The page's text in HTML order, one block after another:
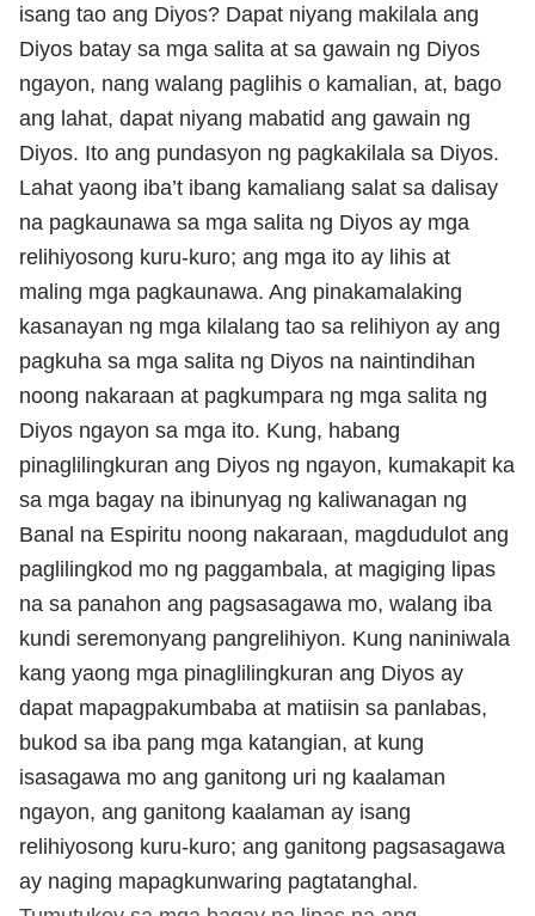
isang tao ang Diyos? Dapat niyang makilala ang
Diyos batay sa mga salita at sa gawain ng Diyos
ngayon, nang walang paglihis o kamalian, at, bago
ang lahat, dapat niyang mabatid ang gawain ng
Diyos. Ito ang pundasyon ng pagkakilala sa Diyos.
Lahat yaong iba’t ibang kamaliang salat sa dalisay
na pagkaunawa sa mga salita ng Diyos ay mga
relihiyosong kuru-kuro; ang mga ito ay lihis at
maling mga pagkaunawa. Ang pinakamalaking
kasanayan ng mga kilalang tao sa relihiyon ay ang
pagkuha sa mga salita ng Diyos na naintindihan
noong nakaraan at pagkumpara ng mga salita ng
Diyos ngayon sa mga ito. Kung, habang
pinaglilingkuran ang Diyos ng ngayon, kumakapit ka
sa mga bagay na ibinunyag ng kaliwanagan ng
Banal na Espiritu noong nakaraan, magdudulot ang
paglilingkod mo ng paggambala, at magiging lipas
na sa panahon ang pagsasagawa mo, walang iba
kundi seremonyang pangrelihiyon. Kung naniniwala
kang yaong mga pinaglilingkuran ang Diyos ay
dapat mapagpakumbaba at matiisin sa panlabas,
bukod sa iba pang mga katangian, at kung
isasagawa mo ang ganitong uri ng kaalaman
ngayon, ang ganitong kaalaman ay isang
relihiyosong kuru-kuro; ang ganitong pagsasagawa
ay naging mapagkunwaring pagtatanghal.